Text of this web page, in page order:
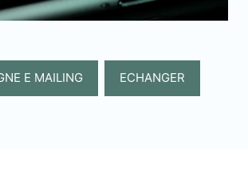
E MAILING ECHANGER